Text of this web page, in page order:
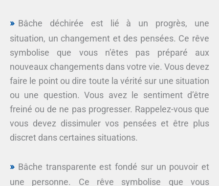
Bâche déchirée est lié à un progrès, une
situation, un changement et des pensées. Ce rêve
symbolise que vous n’êtes pas préparé aux
nouveaux changements dans votre vie. Vous devez
faire le point ou dire toute la vérité sur une situation
ou une question. Vous avez le sentiment d’être
freiné ou de ne pas progresser. Rappelez-vous que
vous devez dissimuler vos pensées et être plus
discret dans certaines situations.
Bâche transparente est fondé sur un pouvoir et
une personne. Ce rêve symbolise que vous